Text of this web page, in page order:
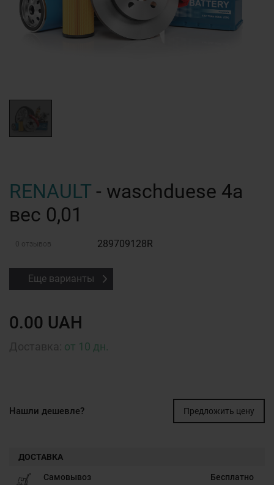
RENAULT - waschduese 4a
вес 0,01
0 отзывов 289709128R
Еще варианты
0.00 UAH
от 10 дн.
Нашли дешевле? Предложить цену
ДОСТАВКА
Самовывоз Бесплатно